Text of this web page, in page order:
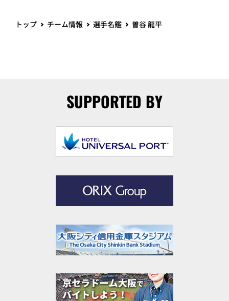
トップ チーム情報 選手名鑑 曽谷 龍平
SUPPORTED BY